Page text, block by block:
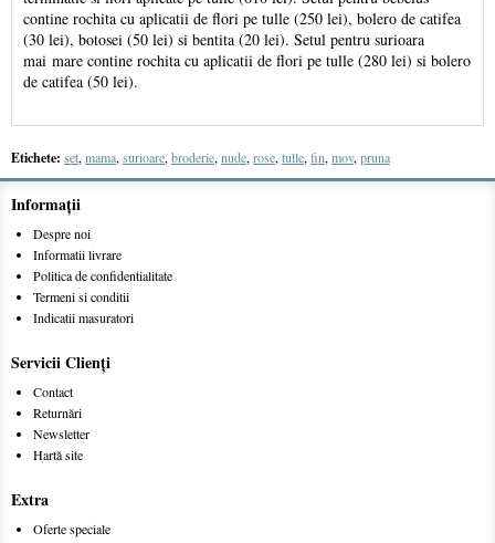
contine rochita cu aplicatii de flori pe tulle (250 lei), bolero de catifea
(30 lei), botosei (50 lei) si bentita (20 lei). Setul pentru surioara
mai mare contine rochita cu aplicatii de flori pe tulle (280 lei) si bolero
de catifea (50 lei).
Etichete: set, mama, surioare, broderie, nude, rose, tulle, fin, mov, pruna
Informaţii
Despre noi
Informatii livrare
Politica de confidentialitate
Termeni si conditii
Indicatii masuratori
Servicii Clienţi
Contact
Returnări
Newsletter
Hartă site
Extra
Oferte speciale